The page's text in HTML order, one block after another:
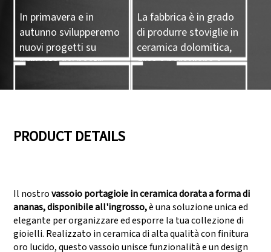
In primavera e in
autunno svilupperemo
nuovi progetti su
richiesta dei nostri
La fabbrica è in grado
di produrre stoviglie in
ceramica dolomitica,
gres e porcellana e
ceramica.
di soddisfare grandi
richieste produttive.
(Walmart), FAMA
(Disney), UNIVERSAL,
TARGET
PRODUCT DETAILS
Il nostrovassoio portagioie in ceramica dorata a forma di
ananas, disponibile all'ingrosso,è una soluzione unica ed
elegante per organizzare ed esporre la tua collezione di
gioielli. Realizzato in ceramica di alta qualità con finitura
oro lucido, questo vassoio unisce funzionalità e un design